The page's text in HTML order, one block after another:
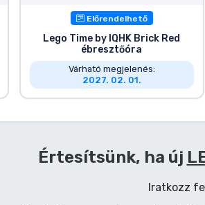
Előrendelhető
Lego Time by IQHK Brick Red
ébresztőóra
Várható megjelenés:
2027. 02. 01.
Értesítsünk, ha új
Iratkozz